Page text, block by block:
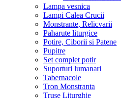
Lampa vesnica
Lampi Calea Crucii
Monstrante, Relicvarii
Paharute liturgice
Potire, Ciborii si Patene
Pupitre
Set complet potir
Suporturi lumanari
Tabernacole
Tron Monstranta
Truse Liturghie